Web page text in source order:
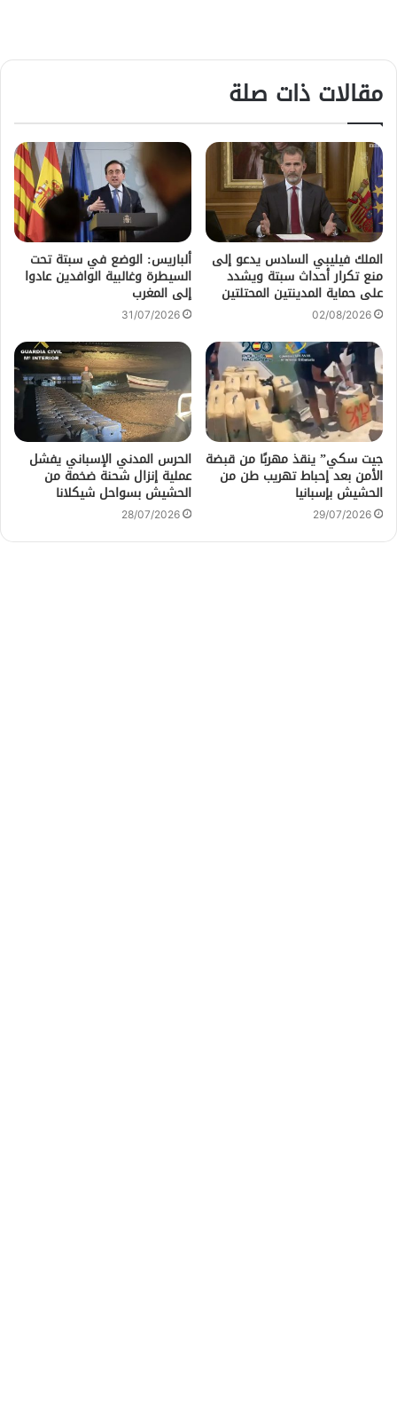
مقالات ذات صلة
الملك فيليبي السادس يدعو إلى
منع تكرار أحداث سبتة ويشدد
على حماية المدينتين المحتلتين
02/08/2026
ألباريس: الوضع في سبتة تحت
السيطرة وغالبية الوافدين عادوا
إلى المغرب
31/07/2026
جيت سكي” ينقذ مهربًا من قبضة
الأمن بعد إحباط تهريب طن من
الحشيش بإسبانيا
29/07/2026
الحرس المدني الإسباني يفشل
عملية إنزال شحنة ضخمة من
الحشيش بسواحل شيكلانا
28/07/2026